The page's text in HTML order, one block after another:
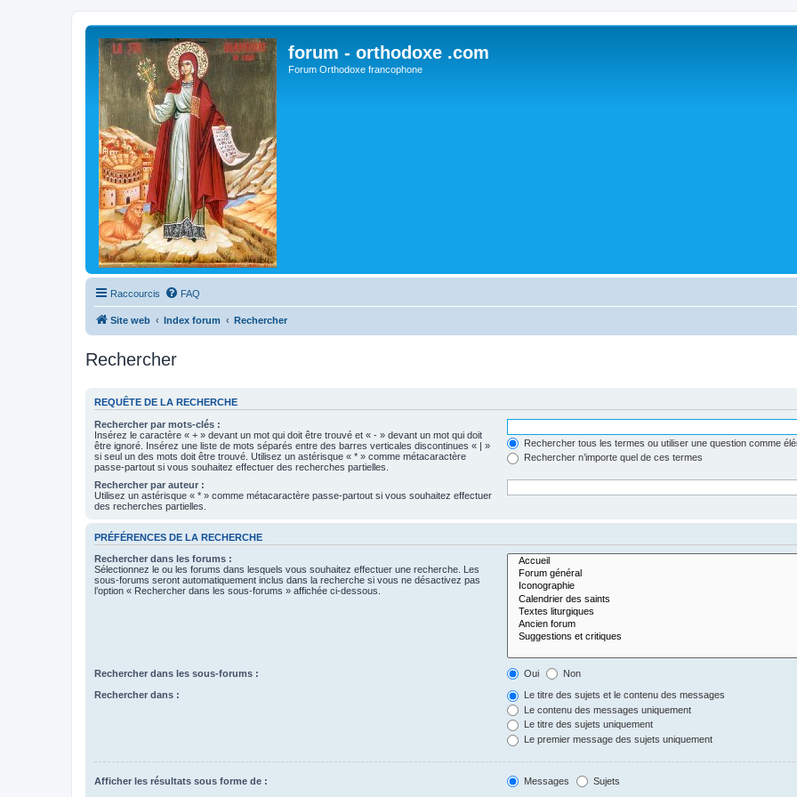
forum - orthodoxe .com
Forum Orthodoxe francophone
Raccourcis FAQ
Site web Index forum Rechercher
Rechercher
REQUÊTE DE LA RECHERCHE
Rechercher par mots-clés :
Insérez le caractère « + » devant un mot qui doit être trouvé et « - » devant un mot qui doit
être ignoré. Insérez une liste de mots séparés entre des barres verticales discontinues « | »
si seul un des mots doit être trouvé. Utilisez un astérisque « * » comme métacaractère
passe-partout si vous souhaitez effectuer des recherches partielles.
Rechercher tous les termes ou utiliser une question comme
Rechercher n’importe quel de ces termes
Rechercher par auteur :
Utilisez un astérisque « * » comme métacaractère passe-partout si vous souhaitez effectuer
des recherches partielles.
PRÉFÉRENCES DE LA RECHERCHE
Rechercher dans les forums :
Sélectionnez le ou les forums dans lesquels vous souhaitez effectuer une recherche. Les
sous-forums seront automatiquement inclus dans la recherche si vous ne désactivez pas
l’option « Rechercher dans les sous-forums » affichée ci-dessous.
Rechercher dans les sous-forums : Oui Non
Rechercher dans :
Le titre des sujets et le contenu des messages
Le contenu des messages uniquement
Le titre des sujets uniquement
Le premier message des sujets uniquement
Afficher les résultats sous forme de : Messages Sujets